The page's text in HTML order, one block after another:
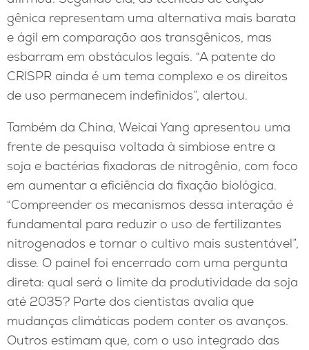
gênica representam uma alternativa mais barata
e ágil em comparação aos transgênicos, mas
esbarram em obstáculos legais. “A patente do
CRISPR ainda é um tema complexo e os direitos
de uso permanecem indefinidos”, alertou.
Também da China, Weicai Yang apresentou uma
frente de pesquisa voltada à simbiose entre a
soja e bactérias fixadoras de nitrogênio, com foco
em aumentar a eficiência da fixação biológica.
“Compreender os mecanismos dessa interação é
fundamental para reduzir o uso de fertilizantes
nitrogenados e tornar o cultivo mais sustentável”,
disse. O painel foi encerrado com uma pergunta
direta: qual será o limite da produtividade da soja
até 2035? Parte dos cientistas avalia que
mudanças climáticas podem conter os avanços.
Outros estimam que, com o uso integrado das